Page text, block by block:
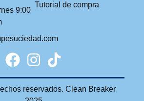
9:00
Tutorial de compra
reservados. Clean Breaker